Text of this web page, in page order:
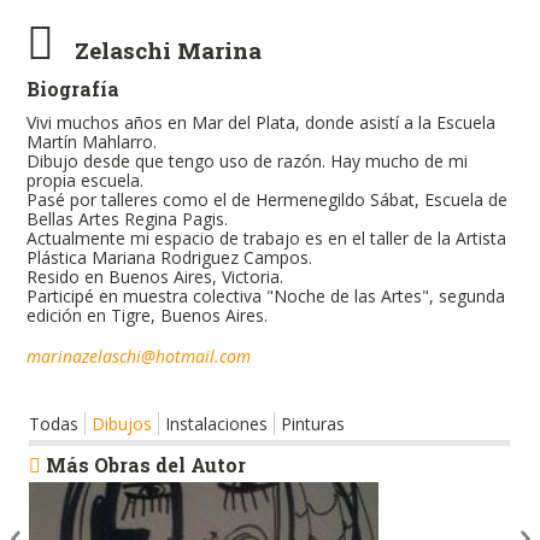
Zelaschi Marina
Biografía
Vivi muchos años en Mar del Plata, donde asistí a la Escuela
Martín Mahlarro.
Dibujo desde que tengo uso de razón. Hay mucho de mi
propia escuela.
Pasé por talleres como el de Hermenegildo Sábat, Escuela de
Bellas Artes Regina Pagis.
Actualmente mi espacio de trabajo es en el taller de la Artista
Plástica Mariana Rodriguez Campos.
Resido en Buenos Aires, Victoria.
Participé en muestra colectiva "Noche de las Artes", segunda
edición en Tigre, Buenos Aires.
marinazelaschi@hotmail.com
Todas Dibujos Instalaciones Pinturas
Más Obras del Autor